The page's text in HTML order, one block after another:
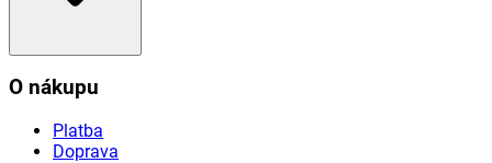
O nákupu
Platba
Doprava